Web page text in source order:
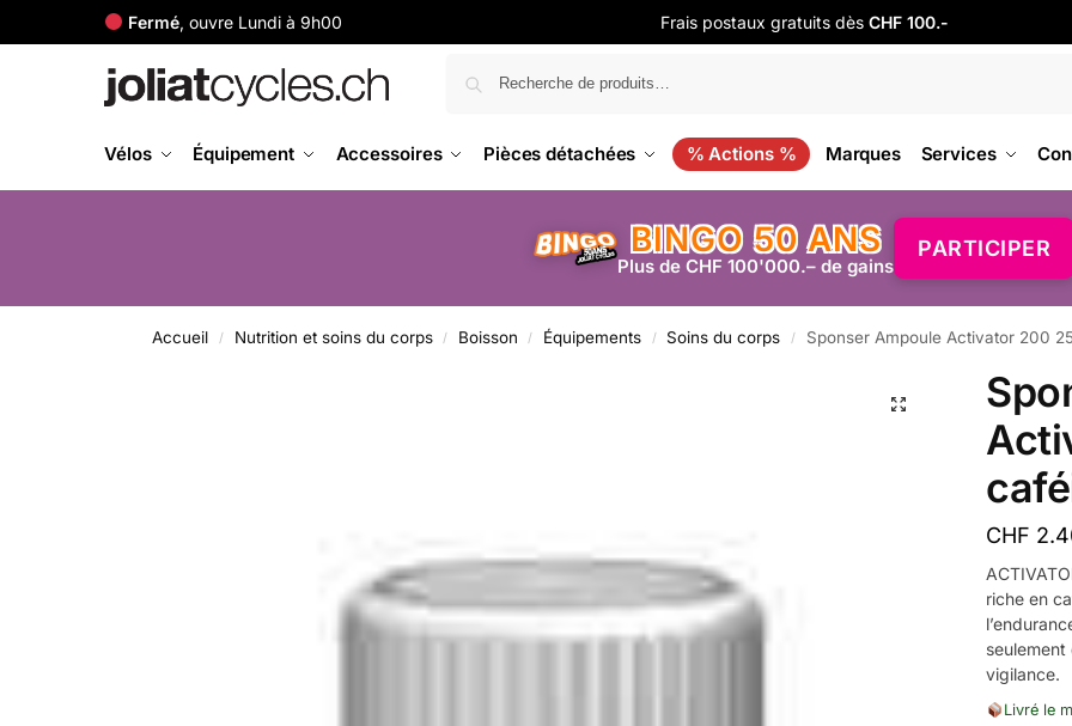
Fermé, ouvre Lundi à 9h00 Frais postaux gratuits dèsCHF 100.-
Vélos Équipement Accessoires Pièces détachées % Actions % Marques Services
BINGO 50 ANS
Plus de CHF 100'000.– de gains
PARTICIPER
Accueil / Nutrition et soins du corps / Boisson / Équipements / Soins du corps / Sponser Ampoule Activator 200
CHF
riche en
vigilance.
Livré le